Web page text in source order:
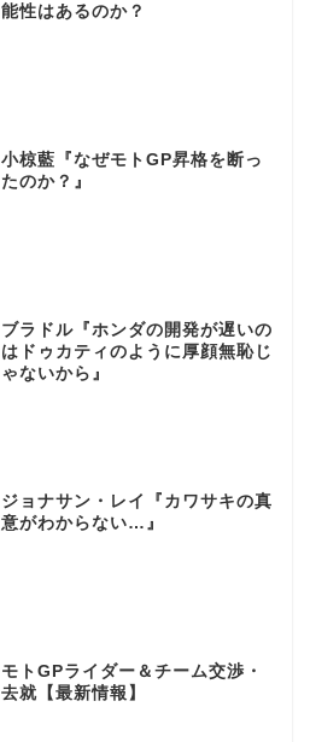
能性はあるのか？
小椋藍『なぜモトGP昇格を断っ
たのか？』
ブラドル『ホンダの開発が遅いの
はドゥカティのように厚顔無恥じ
ゃないから』
ジョナサン・レイ『カワサキの真
意がわからない…』
モトGPライダー＆チーム交渉・
去就【最新情報】